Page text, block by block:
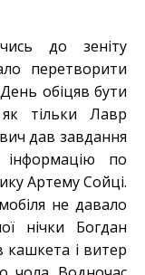
до зеніту
перетворити
обіцяв бути
тільки Лавр
дав завдання
по
Артему Сойці.
не давало
нічки Богдан
кашкета і витер